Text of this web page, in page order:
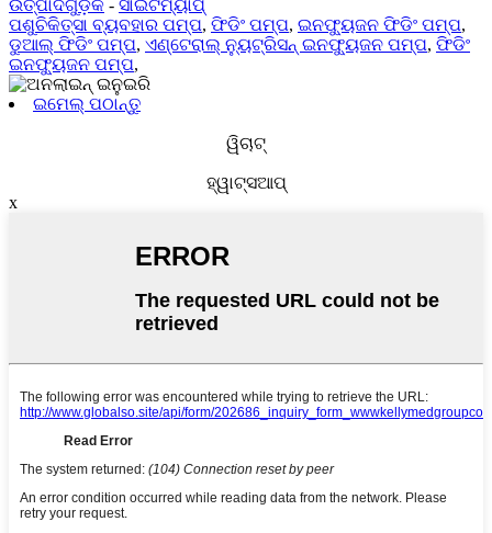
ଉତ୍ପାଦଗୁଡ଼ିକ - ସାଇଟମ୍ୟାପ୍
ପଶୁଚିକିତ୍ସା ବ୍ୟବହାର ପମ୍ପ, ଫିଡିଂ ପମ୍ପ, ଇନଫ୍ୟୁଜନ ଫିଡିଂ ପମ୍ପ,
ଡୁଆଲ୍ ଫିଡିଂ ପମ୍ପ, ଏଣ୍ଟେରାଲ୍ ନ୍ୟୁଟ୍ରିସନ୍ ଇନଫ୍ୟୁଜନ ପମ୍ପ, ଫିଡିଂ
ଇନଫ୍ୟୁଜନ ପମ୍ପ,
ଇମେଲ୍ ପଠାନ୍ତୁ
ୱିଚାଟ୍
ହ୍ୱାଟ୍ସଆପ୍
x